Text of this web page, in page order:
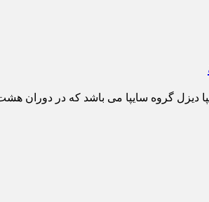
گروه سایپا می باشد که در دوران